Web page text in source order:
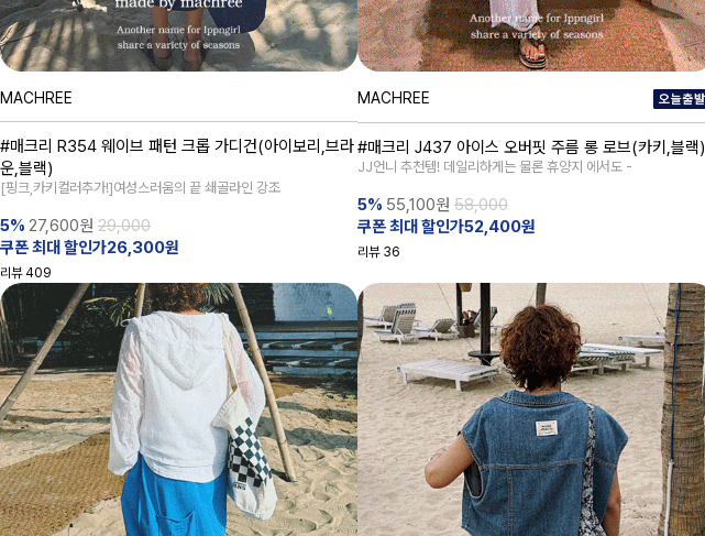
MACHREE
#매크리 R354 웨이브 패턴 크롭 가디건(아이보리,브라
운,블랙)
[핑크,카키컬러추가!]여성스러움의 끝 쇄골라인 강조
5% 27,600원 29,000
쿠폰 최대 할인가26,300원
리뷰 409
MACHREE
#매크리 J437 아이스 오버핏 주름 롱 로브(카키,블랙)
JJ언니 추천템! 데일리하게는 물론 휴양지 에서도 -
5% 55,100원 58,000
쿠폰 최대 할인가52,400원
리뷰 36